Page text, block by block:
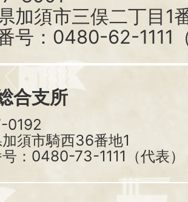
加須市三俣二丁目1
号：0480-62-1111
合支所
0192
須市騎西36番地1
：0480-73-1111（代表）